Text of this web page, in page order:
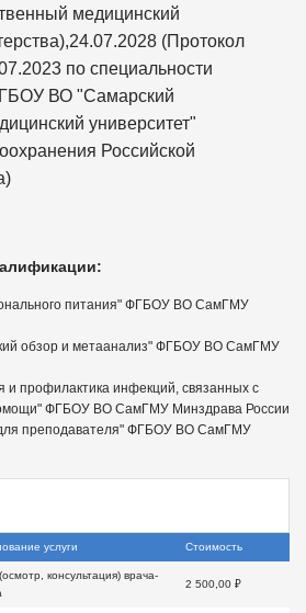
медицинский
(Протокол
по специальности
ВО "Самарский
университет"
Российской
питания" ФГБОУ ВО СамГМУ
обзор и метаанализ" ФГБОУ ВО СамГМУ
и профилактика инфекций, связанных с
ФГБОУ ВО СамГМУ Минздрава России
преподавателя" ФГБОУ ВО СамГМУ
услуги Стоимость
консультация) врача-
2 500,00 ₽